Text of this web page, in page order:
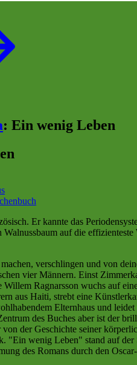
: Ein wenig Leben
Er kannte das
Walnussbaum auf die
verschlingen und von
vier Männern. Einst
Willem Ragnarsson wuchs auf
aus Haiti, strebt eine
Elternhaus und
des Buches aber ist der
der Geschichte seiner
"Ein wenig Leben" stand auf der
des Romans durch den